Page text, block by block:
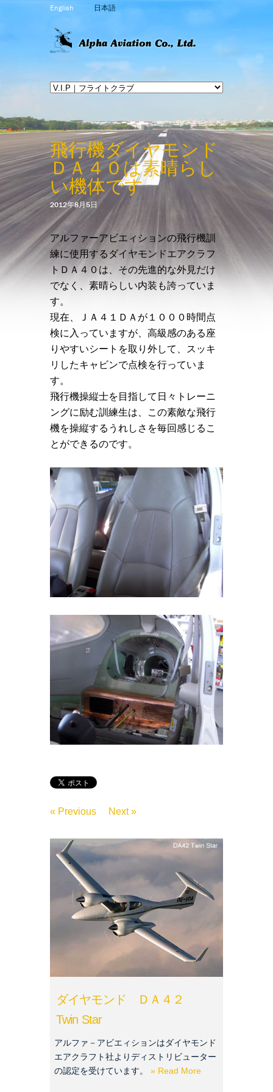
English 日本語
飛行機ダイヤモンド
ＤＡ４０は素晴らし
い機体です
2012年8月5日
アルファーアビエィションの飛行機訓
練に使用するダイヤモンドエアクラフ
トＤＡ４０は、その先進的な外見だけ
でなく、素晴らしい内装も誇っていま
す。
現在、ＪＡ４１ＤＡが１０００時間点
検に入っていますが、高級感のある座
りやすいシートを取り外して、スッキ
リしたキャビンで点検を行っていま
す。
飛行機操縦士を目指して日々トレーニ
ングに励む訓練生は、この素敵な飛行
機を操縦するうれしさを毎回感じるこ
とができるのです。
« Previous Next »
ダイヤモンド ＤＡ４２
Twin Star
アルファ－アビエィションはダイヤモンド
エアクラフト社よりディストリビューター
の認定を受けています。 » Read More